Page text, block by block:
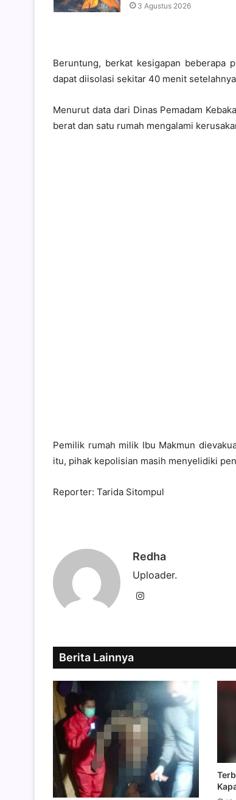
3 Agustus 2026
Beruntung, berkat kesigapan beberapa
dapat diisolasi sekitar 40 menit
Menurut data dari Dinas Pemadam
berat dan satu rumah mengalami
Pemilik rumah milik Ibu Makmun
itu, pihak kepolisian masih menyelidiki
Reporter: Tarida Sitompul
Redha
Uploader.
Instagram
Berita Lainnya